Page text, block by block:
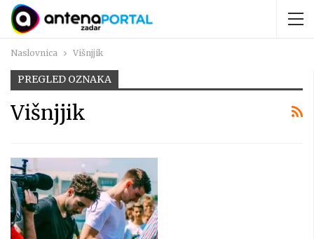
Naslovnica Višnjjik
PREGLED OZNAKA
Višnjjik